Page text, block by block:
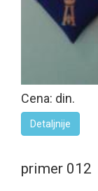
Cena: din.
Detaljnije
primer 012